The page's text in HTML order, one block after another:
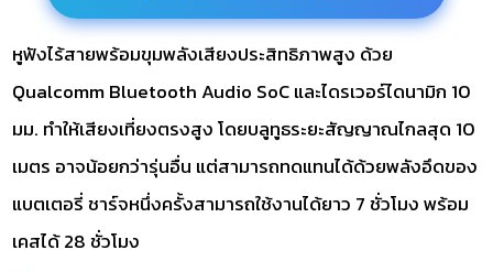
หูฟังไร้สายพร้อมขุมพลังเสียงประสิทธิภาพสูง ด้วย
Qualcomm Bluetooth Audio SoC และไดรเวอร์ไดนามิก 10
มม. ทำให้เสียงเที่ยงตรงสูง โดยบลูทูธระยะสัญญาณไกลสุด 10
เมตร อาจน้อยกว่ารุ่นอื่น แต่สามารถทดแทนได้ด้วยพลังอึดของ
แบตเตอรี่ ชาร์จหนึ่งครั้งสามารถใช้งานได้ยาว 7 ชั่วโมง พร้อม
เคสได้ 28 ชั่วโมง